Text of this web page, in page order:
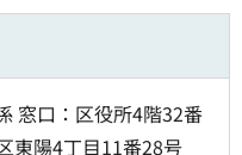
窓口：区役所4階32番
東陽4丁目11番28号